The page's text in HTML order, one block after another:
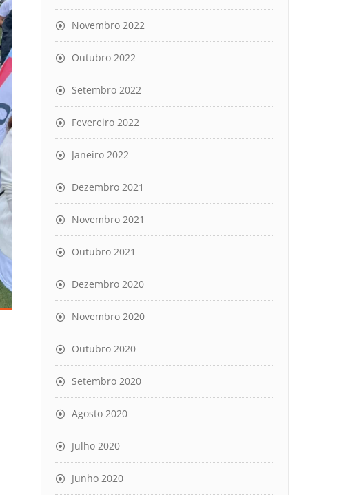
Novembro 2022
Outubro 2022
Setembro 2022
Fevereiro 2022
Janeiro 2022
Dezembro 2021
Novembro 2021
Outubro 2021
Dezembro 2020
Novembro 2020
Outubro 2020
Setembro 2020
Agosto 2020
Julho 2020
Junho 2020